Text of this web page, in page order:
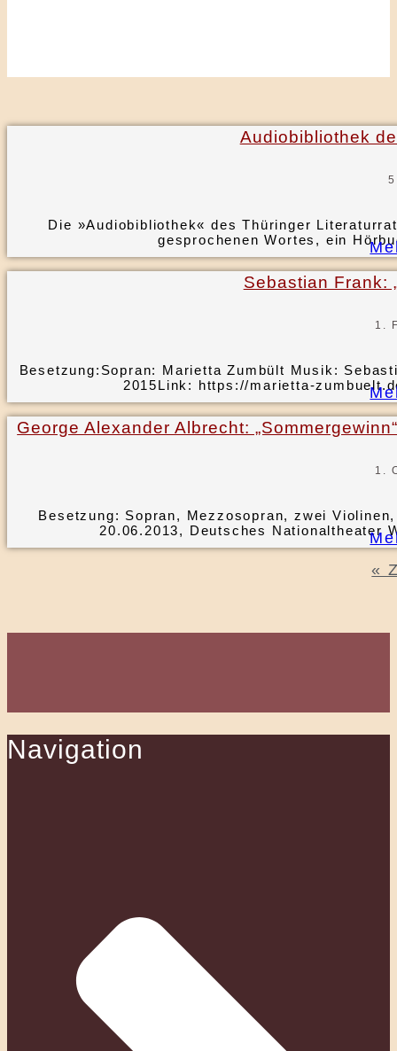
Audiobibliothek
Die »Audiobibliothek« des Thüringer
gesprochenen Wortes, ein
Sebastian Frank:
1.
Besetzung:Sopran: Marietta Zumbült Musik:
2015Link: https://marietta-
George Alexander Albrecht:
1.
Besetzung: Sopran, Mezzosopran, zwei
20.06.2013, Deutsches Nationaltheater
«
Navigation